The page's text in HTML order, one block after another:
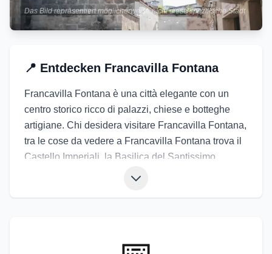
🇮🇹
Das Bild repräsentiert möglicherweise nicht diese spezifische Stadt
📍 Entdecken Francavilla Fontana
Francavilla Fontana è una città elegante con un
centro storico ricco di palazzi, chiese e botteghe
artigiane. Chi desidera visitare Francavilla Fontana,
tra le cose da vedere a Francavilla Fontana trova il
Castello Imperiali, la Basilica del Santissimo
a Francavilla Fontana offrono un’esperienza